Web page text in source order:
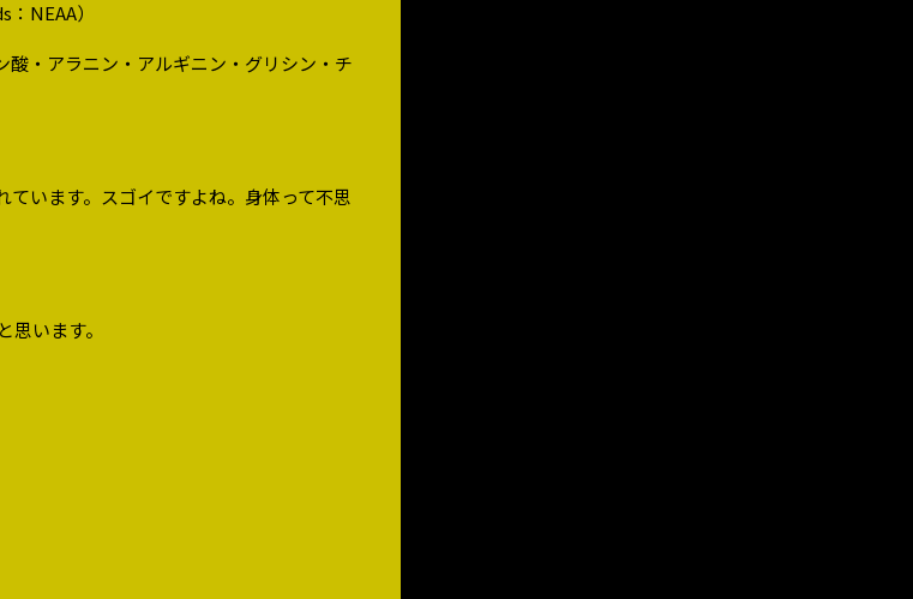
：NEAA）
・アラニン・アルギニン・グリシン・チ
います。スゴイですよね。身体って不思
います。